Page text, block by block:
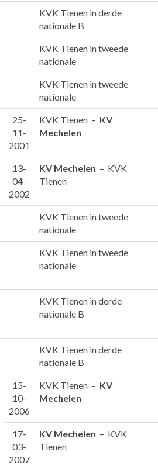
KVK Tienen in derde
nationale B
KVK Tienen in tweede
nationale
KVK Tienen in tweede
nationale
25-
11-
2001
KVK Tienen – KV
Mechelen
13-
04-
2002
KV Mechelen – KVK
Tienen
KVK Tienen in tweede
nationale
KVK Tienen in tweede
nationale
KVK Tienen in derde
nationale B
KVK Tienen in derde
nationale B
15-
10-
2006
KVK Tienen – KV
Mechelen
17-
03-
2007
KV Mechelen – KVK
Tienen